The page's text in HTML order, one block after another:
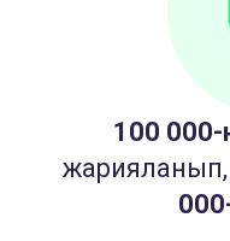
100 000-
жарияланып,